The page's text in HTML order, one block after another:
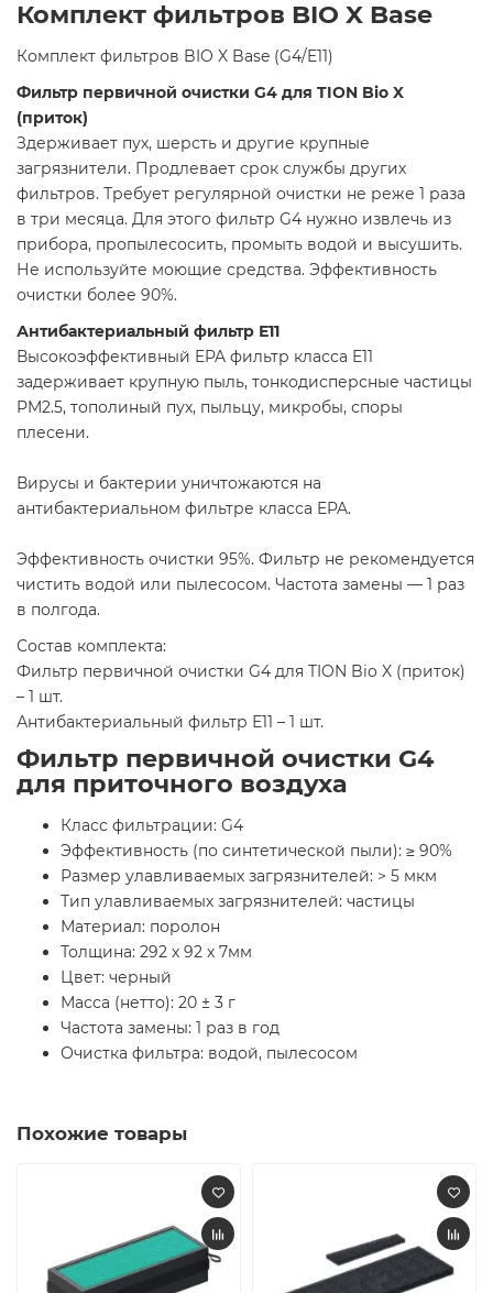
Комплект фильтров BIO X Base
Комплект фильтров BIO X Base (G4/E11)
Фильтр первичной очистки G4 для TION Bio X
(приток)
Здерживает пух, шерсть и другие крупные
загрязнители. Продлевает срок службы других
фильтров. Требует регулярной очистки не реже 1 раза
в три месяца. Для этого фильтр G4 нужно извлечь из
прибора, пропылесосить, промыть водой и высушить.
Не используйте моющие средства. Эффективность
очистки более 90%.
Антибактериальный фильтр Е11
Высокоэффективный EPA фильтр класса E11
задерживает крупную пыль, тонкодисперсные частицы
PM2.5, тополиный пух, пыльцу, микробы, споры
плесени.
Вирусы и бактерии уничтожаются на
антибактериальном фильтре класса EPA.
Эффективность очистки 95%. Фильтр не рекомендуется
чистить водой или пылесосом. Частота замены — 1 раз
в полгода.
Состав комплекта:
Фильтр первичной очистки G4 для TION Bio X (приток)
– 1 шт.
Антибактериальный фильтр Е11 – 1 шт.
Фильтр первичной очистки G4
для приточного воздуха
Класс фильтрации: G4
Эффективность (по синтетической пыли): ≥ 90%
Размер улавливаемых загрязнителей: > 5 мкм
Тип улавливаемых загрязнителей: частицы
Материал: поролон
Толщина: 292 х 92 х 7мм
Цвет: черный
Масса (нетто): 20 ± 3 г
Частота замены: 1 раз в год
Очистка фильтра: водой, пылесосом
Похожие товары